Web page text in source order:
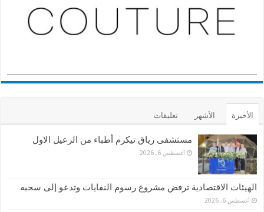
الأخيرة الأشهر تعليقات
مستشفى رياق تيكرم أطباء من الرعيل الاول
أغسطس 6, 2026
الهيئات الاقتصادية ترفض مشروع رسوم النفايات وتدعو إلى سحبه
أغسطس 6, 2026